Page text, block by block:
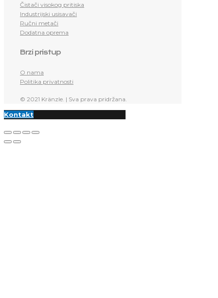
Čistači visokog pritiska
Industrijski usisavači
Ručni metači
Dodatna oprema
Brzi pristup
O nama
Politika privatnosti
© 2021 Kränzle. | Sva prava pridržana.
Kontakt